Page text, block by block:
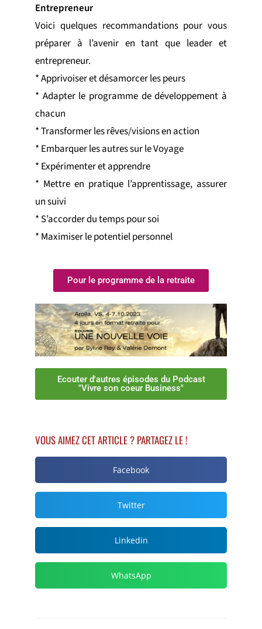
Entrepreneur
Voici quelques recommandations pour vous
préparer à l’avenir en tant que leader et
entrepreneur.
* Apprivoiser et désamorcer les peurs
* Adapter le programme de développement à
chacun
* Transformer les rêves/visions en action
* Embarquer les autres sur le Voyage
* Expérimenter et apprendre
* Mettre en pratique l’apprentissage, assurer
un suivi
* S’accorder du temps pour soi
* Maximiser le potentiel personnel
Pour le programme de la retraite
Ecouter d'autres épisodes du Podcast
"Vivre son coeur Business"
VOUS AIMEZ CET ARTICLE ? PARTAGEZ LE !
Facebook
Twitter
Linkedin
WhatsApp